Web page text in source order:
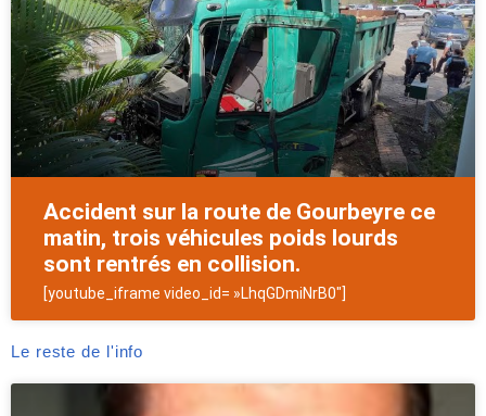
Accident sur la route de Gourbeyre ce
matin, trois véhicules poids lourds
sont rentrés en collision.
[youtube_iframe video_id= »LhqGDmiNrB0″]
Le reste de l'info